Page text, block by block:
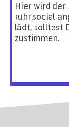
Hier wird der
ruhr.social
lädt, solltest
zustimmen.